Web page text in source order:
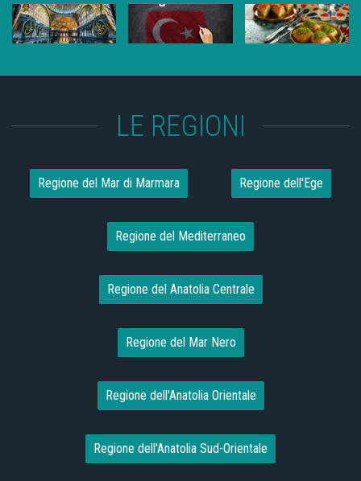
LE REGIONI
Regione del Mar di Marmara Regione dell'Ege
Regione del Mediterraneo
Regione del Anatolia Centrale
Regione del Mar Nero
Regione dell'Anatolia Orientale
Regione dell'Anatolia Sud-Orientale